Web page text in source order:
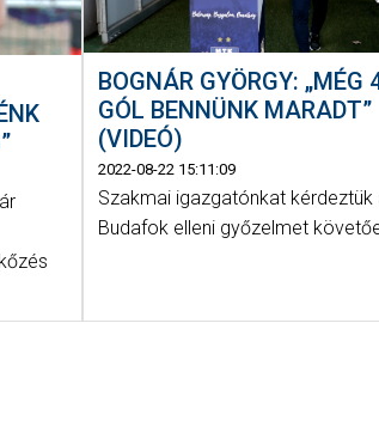
BOGNÁR GYÖRGY: „MÉG
GÓL BENNÜNK MARADT”
(VIDEÓ)
2022-08-22 15:11:09
Szakmai igazgatónkat kérdeztük
Budafok elleni győzelmet